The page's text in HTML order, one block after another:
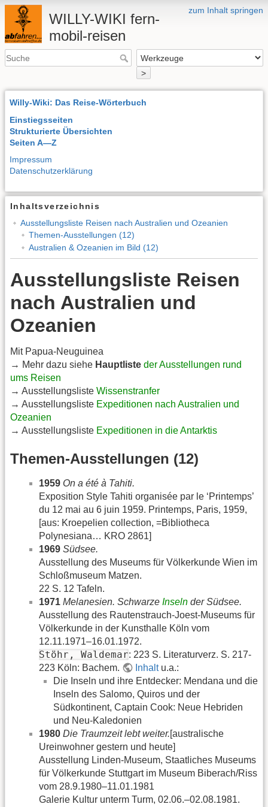
zum Inhalt springen
WILLY-WIKI fern-
mobil-reisen
>
Willy-Wiki: Das Reise-Wörterbuch
Einstiegsseiten
Strukturierte Übersichten
Seiten A—Z
Impressum
Datenschutzerklärung
Inhaltsverzeichnis
Ausstellungsliste Reisen nach Australien und Ozeanien
Themen-Ausstellungen (12)
Australien & Ozeanien im Bild (12)
Ausstellungsliste Reisen
nach Australien und
Ozeanien
Mit Papua-Neuguinea
→ Mehr dazu siehe Hauptliste der Ausstellungen rund
ums Reisen
→ Ausstellungsliste Wissenstranfer
→ Ausstellungsliste Expeditionen nach Australien und
Ozeanien
→ Ausstellungsliste Expeditionen in die Antarktis
Themen-Ausstellungen (12)
1959 On a été à Tahiti.
Exposition Style Tahiti organisée par le ‘Printemps’
du 12 mai au 6 juin 1959. Printemps, Paris, 1959,
[aus: Kroepelien collection, =Bibliotheca
Polynesiana… KRO 2861]
1969 Südsee.
Ausstellung des Museums für Völkerkunde Wien im
Schloßmuseum Matzen.
22 S. 12 Tafeln.
1971 Melanesien. Schwarze Inseln der Südsee.
Ausstellung des Rautenstrauch-Joest-Museums für
Völkerkunde in der Kunsthalle Köln vom
12.11.1971–16.01.1972.
Stöhr, Waldemar: 223 S. Literaturverz. S. 217-
223 Köln: Bachem.
Inhaltu.a.:
Die Inseln und ihre Entdecker: Mendana und die
Inseln des Salomo, Quiros und der
Südkontinent, Captain Cook: Neue Hebriden
und Neu-Kaledonien
1980 Die Traumzeit lebt weiter.[australische
Ureinwohner gestern und heute]
Ausstellung Linden-Museum, Staatliches Museums
für Völkerkunde Stuttgart im Museum Biberach/Riss
vom 28.9.1980–11.01.1981
Galerie Kultur unterm Turm, 02.06.–02.08.1981.